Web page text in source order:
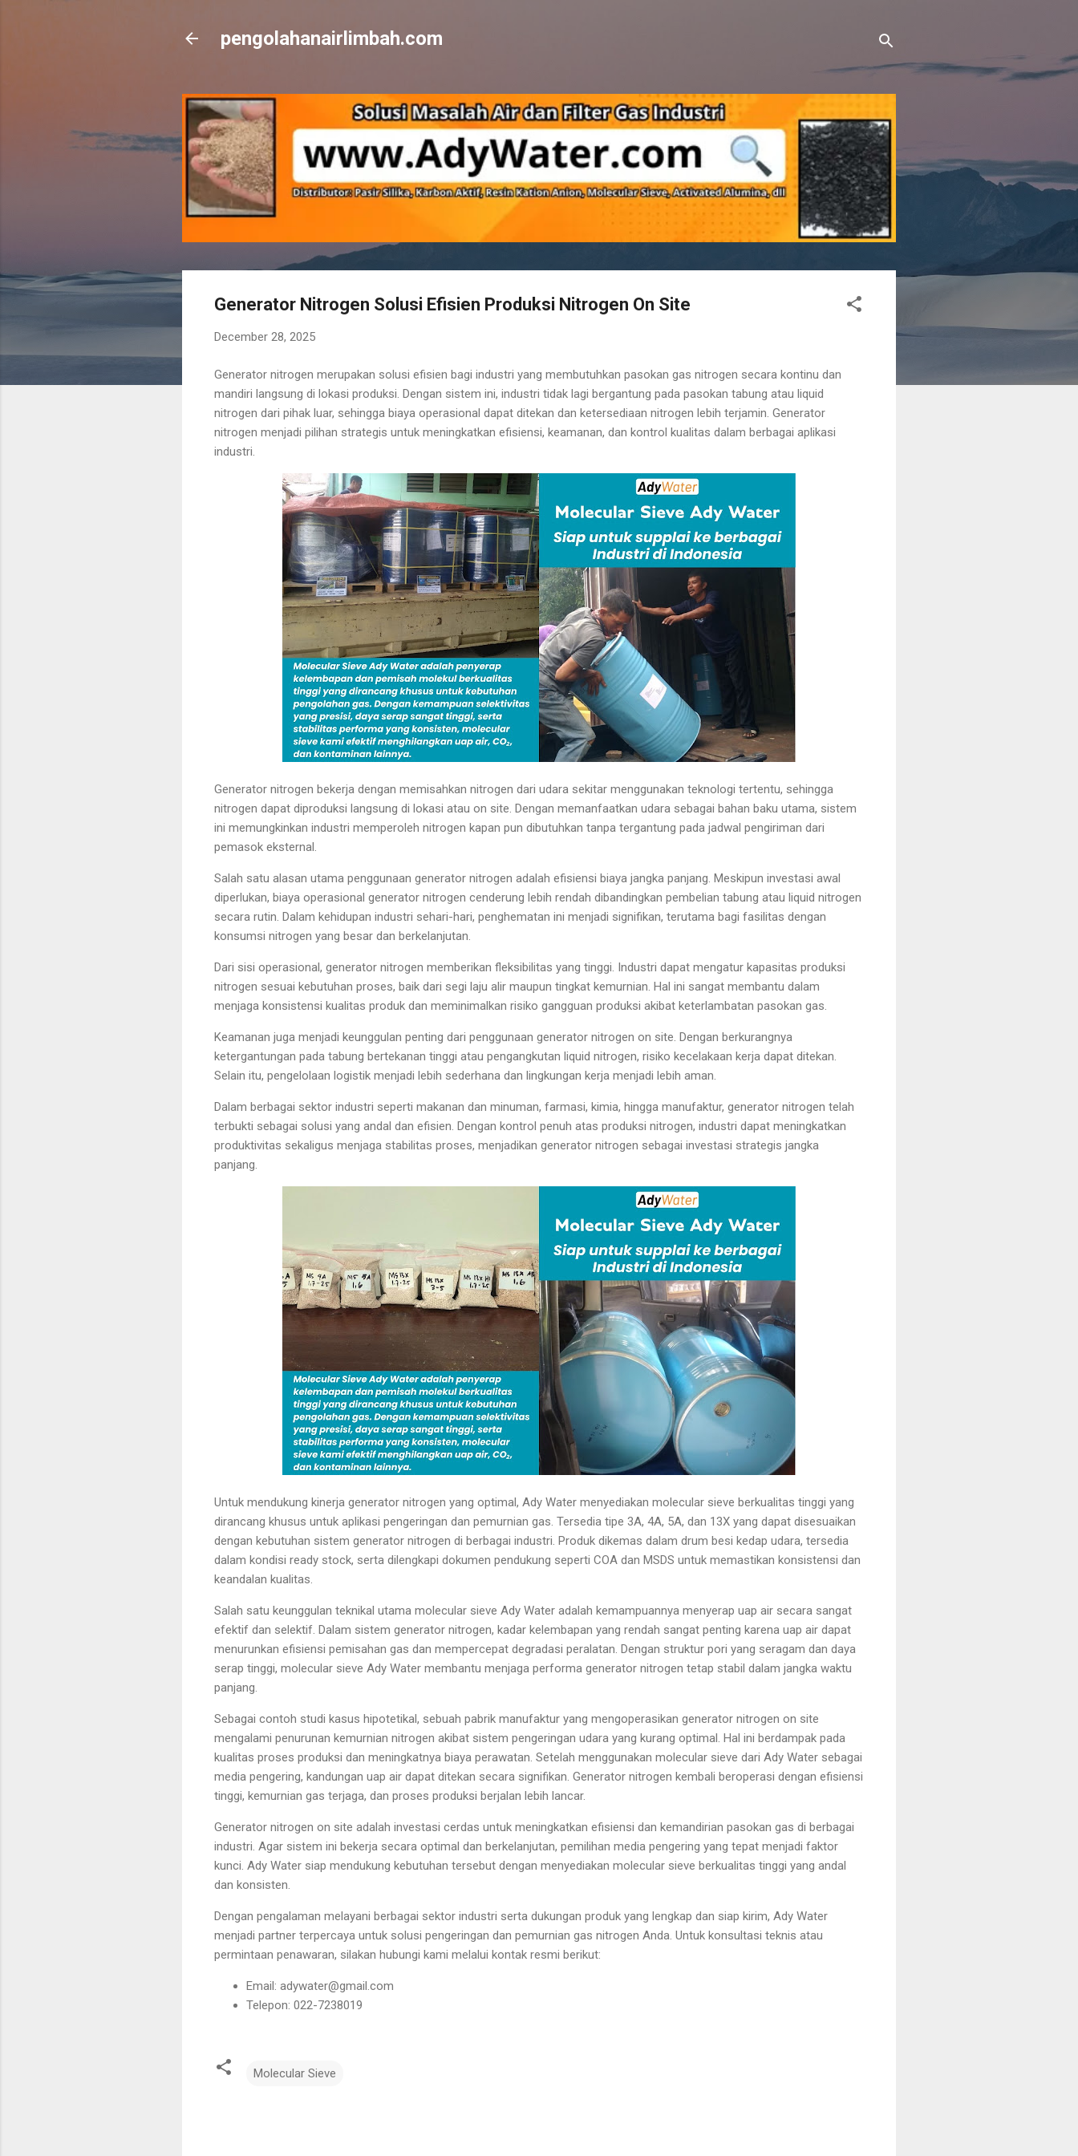
pengolahanairlimbah.com
Generator Nitrogen Solusi Efisien Produksi Nitrogen On Site
December 28, 2025
Generator nitrogen merupakan solusi efisien bagi industri yang membutuhkan pasokan gas nitrogen secara kontinu dan
mandiri langsung di lokasi produksi. Dengan sistem ini, industri tidak lagi bergantung pada pasokan tabung atau liquid
nitrogen dari pihak luar, sehingga biaya operasional dapat ditekan dan ketersediaan nitrogen lebih terjamin. Generator
nitrogen menjadi pilihan strategis untuk meningkatkan efisiensi, keamanan, dan kontrol kualitas dalam berbagai aplikasi
industri.
Generator nitrogen bekerja dengan memisahkan nitrogen dari udara sekitar menggunakan teknologi tertentu, sehingga
nitrogen dapat diproduksi langsung di lokasi atau on site. Dengan memanfaatkan udara sebagai bahan baku utama, sistem
ini memungkinkan industri memperoleh nitrogen kapan pun dibutuhkan tanpa tergantung pada jadwal pengiriman dari
pemasok eksternal.
Salah satu alasan utama penggunaan generator nitrogen adalah efisiensi biaya jangka panjang. Meskipun investasi awal
diperlukan, biaya operasional generator nitrogen cenderung lebih rendah dibandingkan pembelian tabung atau liquid nitrogen
secara rutin. Dalam kehidupan industri sehari-hari, penghematan ini menjadi signifikan, terutama bagi fasilitas dengan
konsumsi nitrogen yang besar dan berkelanjutan.
Dari sisi operasional, generator nitrogen memberikan fleksibilitas yang tinggi. Industri dapat mengatur kapasitas produksi
nitrogen sesuai kebutuhan proses, baik dari segi laju alir maupun tingkat kemurnian. Hal ini sangat membantu dalam
menjaga konsistensi kualitas produk dan meminimalkan risiko gangguan produksi akibat keterlambatan pasokan gas.
Keamanan juga menjadi keunggulan penting dari penggunaan generator nitrogen on site. Dengan berkurangnya
ketergantungan pada tabung bertekanan tinggi atau pengangkutan liquid nitrogen, risiko kecelakaan kerja dapat ditekan.
Selain itu, pengelolaan logistik menjadi lebih sederhana dan lingkungan kerja menjadi lebih aman.
Dalam berbagai sektor industri seperti makanan dan minuman, farmasi, kimia, hingga manufaktur, generator nitrogen telah
terbukti sebagai solusi yang andal dan efisien. Dengan kontrol penuh atas produksi nitrogen, industri dapat meningkatkan
produktivitas sekaligus menjaga stabilitas proses, menjadikan generator nitrogen sebagai investasi strategis jangka
panjang.
Untuk mendukung kinerja generator nitrogen yang optimal, Ady Water menyediakan molecular sieve berkualitas tinggi yang
dirancang khusus untuk aplikasi pengeringan dan pemurnian gas. Tersedia tipe 3A, 4A, 5A, dan 13X yang dapat disesuaikan
dengan kebutuhan sistem generator nitrogen di berbagai industri. Produk dikemas dalam drum besi kedap udara, tersedia
dalam kondisi ready stock, serta dilengkapi dokumen pendukung seperti COA dan MSDS untuk memastikan konsistensi dan
keandalan kualitas.
Salah satu keunggulan teknikal utama molecular sieve Ady Water adalah kemampuannya menyerap uap air secara sangat
efektif dan selektif. Dalam sistem generator nitrogen, kadar kelembapan yang rendah sangat penting karena uap air dapat
menurunkan efisiensi pemisahan gas dan mempercepat degradasi peralatan. Dengan struktur pori yang seragam dan daya
serap tinggi, molecular sieve Ady Water membantu menjaga performa generator nitrogen tetap stabil dalam jangka waktu
panjang.
Sebagai contoh studi kasus hipotetikal, sebuah pabrik manufaktur yang mengoperasikan generator nitrogen on site
mengalami penurunan kemurnian nitrogen akibat sistem pengeringan udara yang kurang optimal. Hal ini berdampak pada
kualitas proses produksi dan meningkatnya biaya perawatan. Setelah menggunakan molecular sieve dari Ady Water sebagai
media pengering, kandungan uap air dapat ditekan secara signifikan. Generator nitrogen kembali beroperasi dengan efisiensi
tinggi, kemurnian gas terjaga, dan proses produksi berjalan lebih lancar.
Generator nitrogen on site adalah investasi cerdas untuk meningkatkan efisiensi dan kemandirian pasokan gas di berbagai
industri. Agar sistem ini bekerja secara optimal dan berkelanjutan, pemilihan media pengering yang tepat menjadi faktor
kunci. Ady Water siap mendukung kebutuhan tersebut dengan menyediakan molecular sieve berkualitas tinggi yang andal
dan konsisten.
Dengan pengalaman melayani berbagai sektor industri serta dukungan produk yang lengkap dan siap kirim, Ady Water
menjadi partner terpercaya untuk solusi pengeringan dan pemurnian gas nitrogen Anda. Untuk konsultasi teknis atau
permintaan penawaran, silakan hubungi kami melalui kontak resmi berikut:
Email: adywater@gmail.com
Telepon: 022-7238019
Molecular Sieve